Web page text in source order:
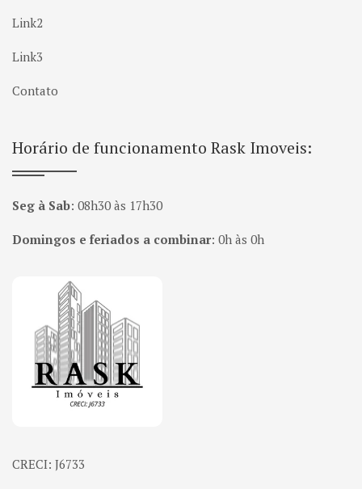
Link2
Link3
Contato
Horário de funcionamento Rask Imoveis:
Seg à Sab: 08h30 às 17h30
Domingos e feriados a combinar: 0h às 0h
Página inicial
CRECI: J6733